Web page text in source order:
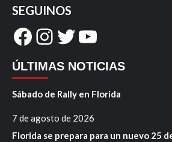
SEGUINOS
Facebook
Instagram
Twitter
YouTube
ÚLTIMAS NOTICIAS
Sábado de Rally en Florida
7 de agosto de 2026
Florida se prepara para un nuevo 25